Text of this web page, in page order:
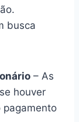
busca
– As
houver
pagamento